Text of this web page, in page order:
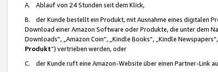
A. Ablauf von 24 Stunden seit dem Klick,
B. der Kunde bestellt ein Produkt, mit Ausnahme eines digitalen
Download einer Amazon Software oder Produkte, die unter dem
Downloads“, „Amazon Coin“, „Kindle Books“, „Kindle
Produkt“) vertrieben werden, oder
C. der Kunde ruft eine Amazon-Website über einen Partner-Link